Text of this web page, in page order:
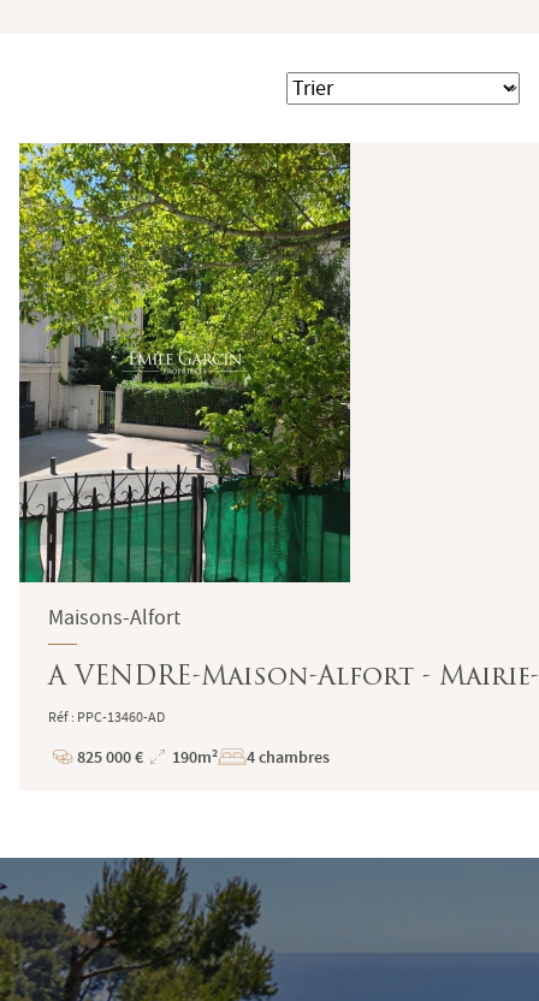
Terrasse
Jardin
Trier
Maisons-Alfort
A VENDRE-Maison-Alfort -
Réf : PPC-13460-AD
Prix
825 000 €
Superficie
190m² 4 chambres